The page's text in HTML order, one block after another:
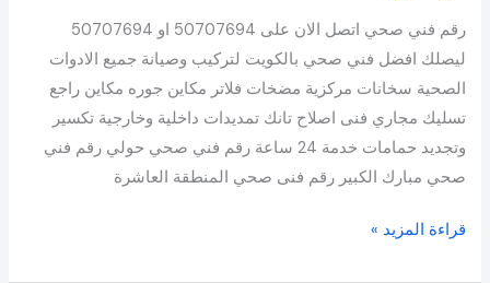
رقم فني صحي اتصل الان على 50707694 او 50707694
ليصلك افضل فني صحي بالكويت لتركيب وصيانة جميع الادوات
الصحية سخانات مركزية مضخات فلاتر مكاين جوره مكاين راجع
تسليك مجاري فنى اصلاح تانك تمديدات داخلية وخارجية تكسير
وتجديد حمامات خدمة 24 ساعة رقم فني صحي حولي رقم فني
صحي مبارك الكبير رقم فنى صحي المنطقة العاشرة
قراءة المزيد »